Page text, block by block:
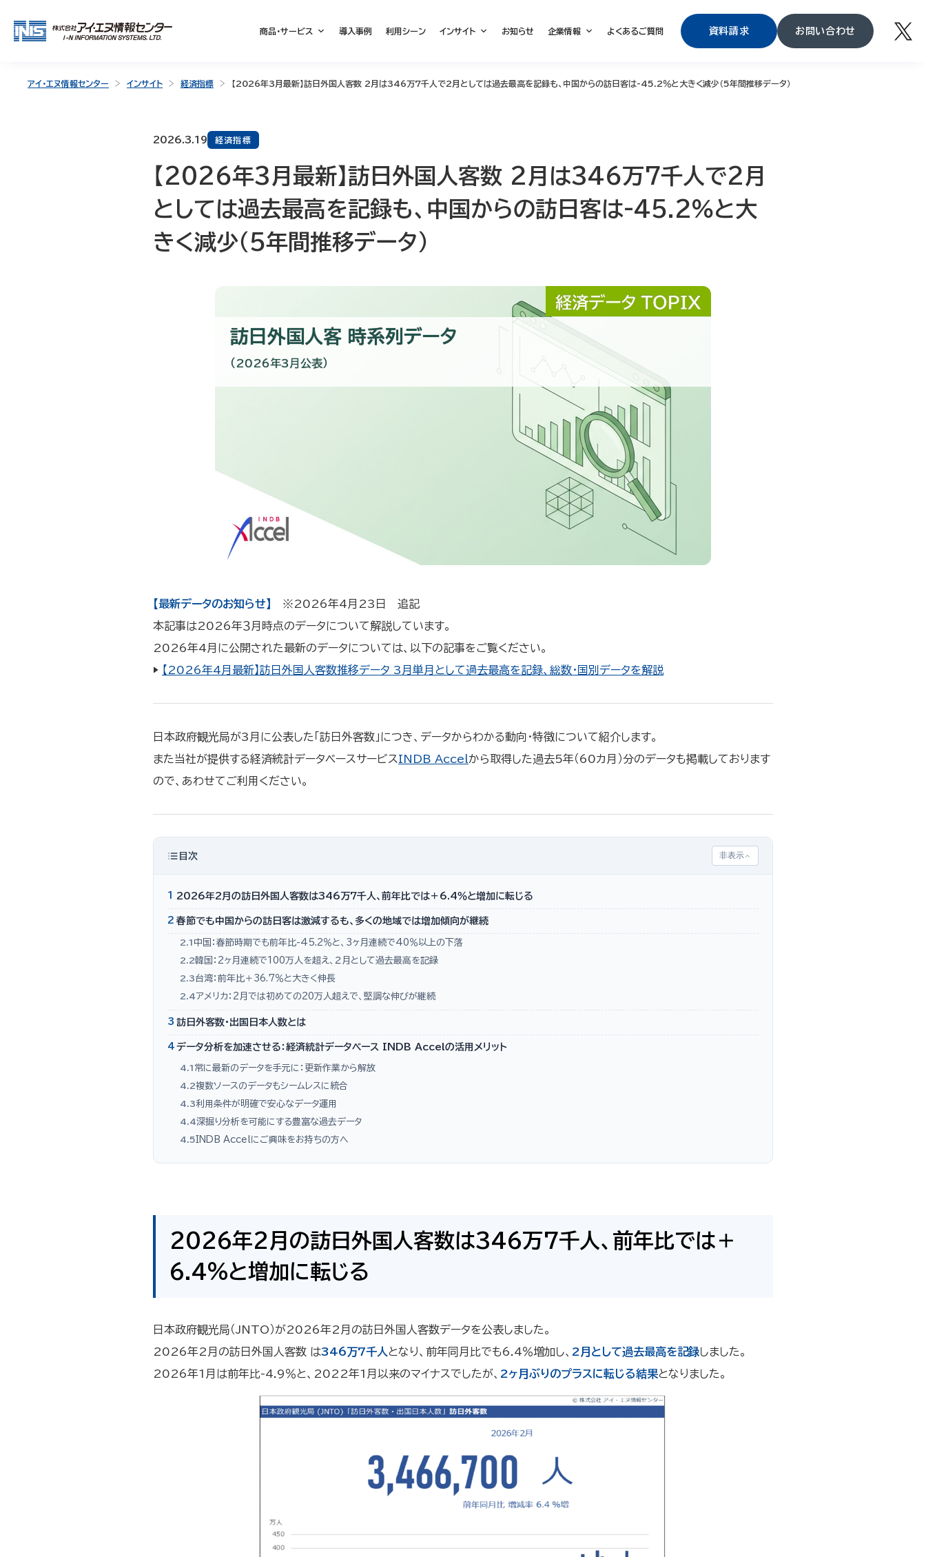
商品・サービス 導入事例 利用シーン インサイト お知らせ 企業情報 よくあるご質問 資料請求 お問い合わせ
アイ・エヌ情報センター インサイト 経済指標 【2026年3月最新】訪日外国人客数 2月は346万7千人で2月としては過去最高を記録も、中国からの訪日客は-45.2％と大きく減少（5年間推移データ）
2026.3.19 経済指標
【2026年3月最新】訪日外国人客数 2月は346万7千人で2月
としては過去最高を記録も、中国からの訪日客は-45.2％と大
きく減少（5年間推移データ）
訪日外国人客 時系列データ
（2026年3月公表）
【最新データのお知らせ】
※2026年4月23日 追記
本記事は2026年３月時点のデータについて解説しています。
2026年4月に公開された最新のデータについては、以下の記事をご覧ください。
▶︎ 【2026年4月最新】訪日外国人客数推移データ 3月単月として過去最高を記録、総数・国別データを解説
日本政府観光局が3月に公表した「訪日外客数」につき、データからわかる動向・特徴について紹介します。
また当社が提供する経済統計データベースサービスINDB Accel から取得した過去5年（60カ月）分のデータも掲載しております
ので、あわせてご利用ください。
目次 非表示
1 2026年2月の訪日外国人客数は346万7千人、前年比では＋6.4％と増加に転じる
2 春節でも中国からの訪日客は激減するも、多くの地域では増加傾向が継続
2.1 中国：春節時期でも前年比-45.2％と、3ヶ月連続で40％以上の下落
2.2韓国：2ヶ月連続で100万人を超え、２月として過去最高を記録
2.3台湾：前年比＋36.7％と大きく伸長
2.4アメリカ：2月では初めての20万人超えで、堅調な伸びが継続
3 訪日外客数・出国日本人数とは
4 データ分析を加速させる：経済統計データベース INDB Accelの活用メリット
4.1 常に最新のデータを手元に：更新作業から解放
4.2複数ソースのデータもシームレスに統合
4.3利用条件が明確で安心なデータ運用
4.4深掘り分析を可能にする豊富な過去データ
4.5 INDB Accelにご興味をお持ちの方へ
2026年2月の訪日外国人客数は346万7千人、前年比では＋
6.4％と増加に転じる
日本政府観光局（JNTO）が2026年2月の訪日外国人客数データを公表しました。
2026年2月の訪日外国人客数 は346万7千人 となり、前年同月比でも6.4％増加し、 2月として過去最高を記録しました。
2026年1月は前年比-4.9％と、2022年1月以来のマイナスでしたが、 2ヶ月ぶりのプラスに転じる結果となりました。